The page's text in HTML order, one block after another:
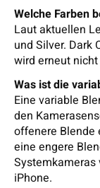
Welche Farben
Laut aktuellen
und Silver. Dark
wird erneut
Was ist die
Eine variable
den
offenere Blende
eine engere
Systemkameras
iPhone.